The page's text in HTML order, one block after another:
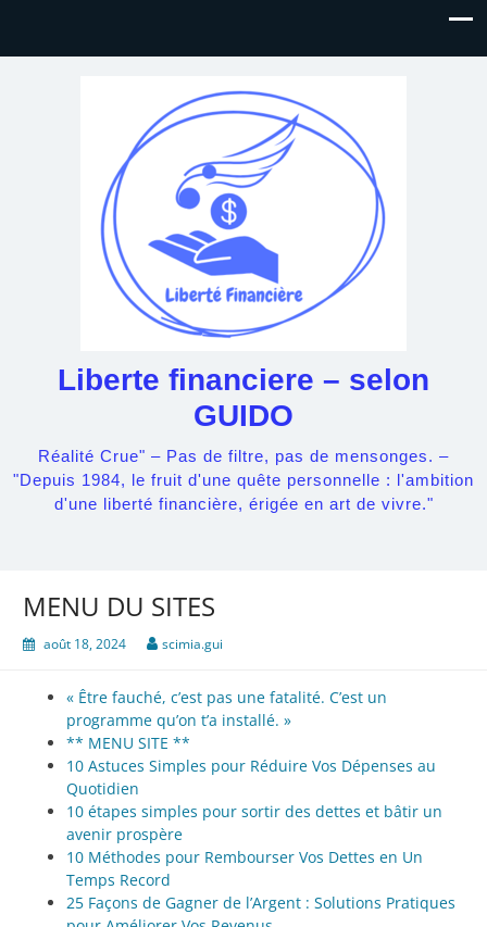
Liberte financiere – selon
GUIDO
Réalité Crue" – Pas de filtre, pas de mensonges. –
"Depuis 1984, le fruit d'une quête personnelle : l'ambition
d'une liberté financière, érigée en art de vivre."
MENU DU SITES
août 18, 2024 scimia.gui
« Être fauché, c’est pas une fatalité. C’est un
programme qu’on t’a installé. »
** MENU SITE **
10 Astuces Simples pour Réduire Vos Dépenses au
Quotidien
10 étapes simples pour sortir des dettes et bâtir un
avenir prospère
10 Méthodes pour Rembourser Vos Dettes en Un
Temps Record
25 Façons de Gagner de l’Argent : Solutions Pratiques